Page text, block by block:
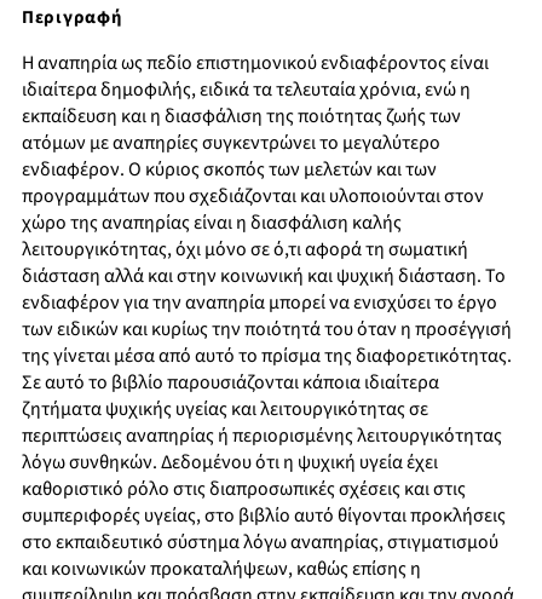
Περιγραφή
Η αναπηρία ως πεδίο επιστημονικού ενδιαφέροντος είναι
ιδιαίτερα δημοφιλής, ειδικά τα τελευταία χρόνια, ενώ η
εκπαίδευση και η διασφάλιση της ποιότητας ζωής των
ατόμων με αναπηρίες συγκεντρώνει το μεγαλύτερο
ενδιαφέρον. Ο κύριος σκοπός των μελετών και των
προγραμμάτων που σχεδιάζονται και υλοποιούνται στον
χώρο της αναπηρίας είναι η διασφάλιση καλής
λειτουργικότητας, όχι μόνο σε ό,τι αφορά τη σωματική
διάσταση αλλά και στην κοινωνική και ψυχική διάσταση. Το
ενδιαφέρον για την αναπηρία μπορεί να ενισχύσει το έργο
των ειδικών και κυρίως την ποιότητά του όταν η προσέγγισή
της γίνεται μέσα από αυτό το πρίσμα της διαφορετικότητας.
Σε αυτό το βιβλίο παρουσιάζονται κάποια ιδιαίτερα
ζητήματα ψυχικής υγείας και λειτουργικότητας σε
περιπτώσεις αναπηρίας ή περιορισμένης λειτουργικότητας
λόγω συνθηκών. Δεδομένου ότι η ψυχική υγεία έχει
καθοριστικό ρόλο στις διαπροσωπικές σχέσεις και στις
συμπεριφορές υγείας, στο βιβλίο αυτό θίγονται προκλήσεις
στο εκπαιδευτικό σύστημα λόγω αναπηρίας, στιγματισμού
και κοινωνικών προκαταλήψεων, καθώς επίσης η